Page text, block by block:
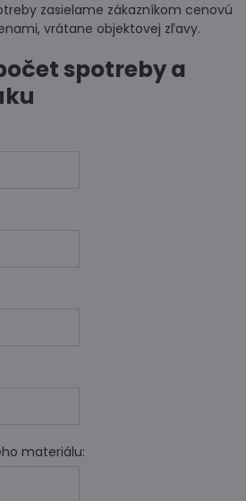
zasielame zákazníkom cenovú
vrátane objektovej zľavy.
spotreby a
materiálu: